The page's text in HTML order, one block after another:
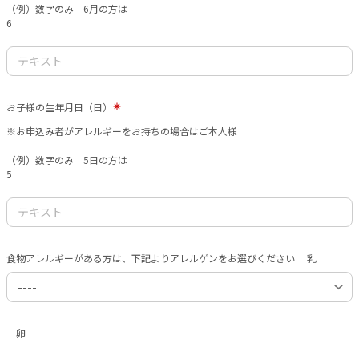
（例）数字のみ 6月の方は
6
お子様の生年月日（日）
※お申込み者がアレルギーをお持ちの場合はご本人様
（例）数字のみ 5日の方は
5
食物アレルギーがある方は、下記よりアレルゲンをお選びください 乳
卵